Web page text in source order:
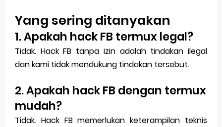
Yang sering ditanyakan
1. Apakah hack FB termux legal?
Tidak. Hack FB tanpa izin adalah tindakan ilegal
dan kami tidak mendukung tindakan tersebut.
2. Apakah hack FB dengan termux
mudah?
Tidak. Hack FB memerlukan keterampilan teknis